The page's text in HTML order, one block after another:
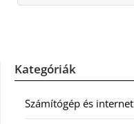
Kategóriák
Számítógép és internet